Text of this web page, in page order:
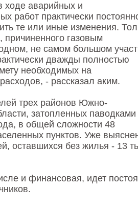
ходе аварийных и
работ практически
те или иные изменения.
причиненного газовым
не самом большом
дважды полностью
необходимых на
- рассказал аким.
трех районов Южно-
затопленных паводками
в общей сложности 48
пунктов. Уже
оставшихся без жилья - 13
и финансовая, идет